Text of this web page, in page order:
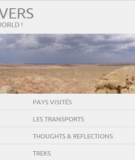
!
PAYS VISITÉS
LES TRANSPORTS
THOUGHTS & REFLECTIONS
TREKS